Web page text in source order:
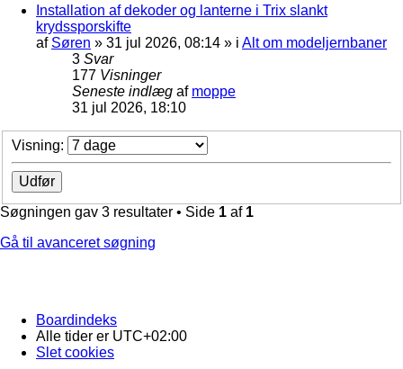
Installation af dekoder og lanterne i Trix slankt
krydssporskifte
af Søren » 31 jul 2026, 08:14 » i Alt om modeljernbaner
3 Svar
177 Visninger
Seneste indlæg af moppe
31 jul 2026, 18:10
Visning:
Søgningen gav 3 resultater • Side 1 af 1
Gå til avanceret søgning
Boardindeks
Alle tider er UTC+02:00
Slet cookies